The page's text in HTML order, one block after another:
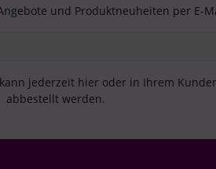
und Produktneuheiten per E-
jederzeit hier oder in Ihrem
abbestellt werden.